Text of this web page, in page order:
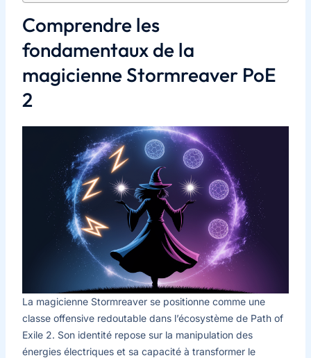
Comprendre les
fondamentaux de la
magicienne Stormreaver PoE
2
La magicienne Stormreaver se positionne comme une
classe offensive redoutable dans l’écosystème de Path of
Exile 2. Son identité repose sur la manipulation des
énergies électriques et sa capacité à transformer le